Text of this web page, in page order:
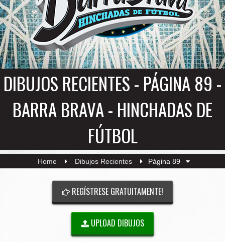
DIBUJOS RECIENTES - PÁGINA 89 -
BARRA BRAVA - HINCHADAS DE
FÚTBOL
Home Dibujos Recientes Página 89
REGÍSTRESE GRATUITAMENTE!
UPLOAD DIBUJOS